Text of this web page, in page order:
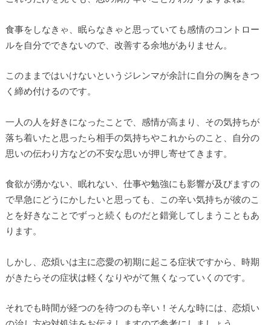
食事をしなきゃ、眠らなきゃと思っていても感情のコントロー
ルを自分でできないので、改善する余地がありません。
このままではいけないというジレンマが余計に自分の胸をきつ
く締め付けるのです。
一人の人を好きになったことで、感情が高まり、その気持ちが
落ち着いたと思ったら相手の気持ちやこれからのこと、自分の
思いの伝わり方などの不安な思いが押し寄せてきます。
食欲が湧かない、眠れない、仕事や勉強にも影響が及びますの
で早急にどうにかしたいと思っても、この辛い気持ちが彼のこ
とを好きなことでずっと続くものだと錯覚してしまうこともあ
ります。
しかし、恋煩いは主に恋愛の初期に起こる症状ですから、時期
がきたらその症状は軽くなりやがて無くなっていくのです。
それでも時間が経つのを待つのも辛い！そんな時には、恋煩い